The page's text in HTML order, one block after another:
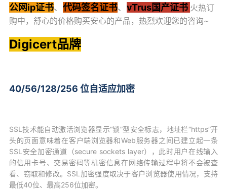
公网ip证书、 代码签名证书、 vTrus国产证书 火热订
购中，舒心的价格购买安心的产品，热烈欢迎您的咨询~
Digicert品牌
40/56/128/256 位自适应加密
SSL技术能自动激活浏览器显示“锁”型安全标志，地址栏“https”开
头的页面意味着在客户端浏览器和Web服务器之间已建立起一条
SSL安全加密通道（secure sockets layer），此时用户在线输入
的信用卡号、交易密码等机密信息在网络传输过程中将不会被查
看、窃取和修改。SSL加密强度取决于客户浏览器使用情况，支持
最低40位、最高256位加密。